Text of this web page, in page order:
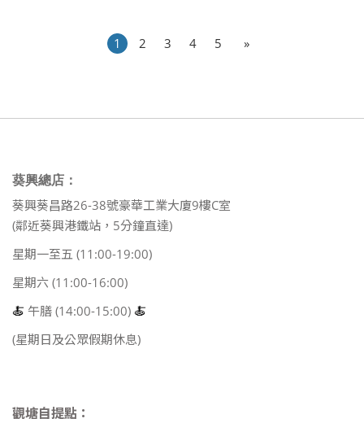
1 2 3 4 5 »
葵興總店：
葵興葵昌路26-38號豪華工業大廈9樓C室
(鄰近葵興港鐵站，5分鐘直達)
星期一至五 (11:00-19:00)
星期六 (11:00-16:00)
🍝 午膳 (14:00-15:00) 🍝
(星期日及公眾假期休息)
觀塘自提點：